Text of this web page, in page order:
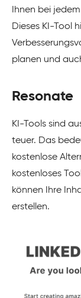
Ihnen bei
Dieses KI-Tool
planen und
Resonate
KI-Tools sind
teuer. Das
kostenlose
kostenloses
können Ihre
erstellen.